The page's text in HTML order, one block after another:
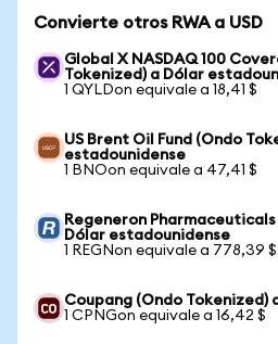
Convierte otros RWA a USD
Global X NASDAQ 100
Tokenized) a Dólar
1 QYLDon equivale a 18,41 $
US Brent Oil Fund (Ondo
estadounidense
1 BNOon equivale a 47,41 $
Regeneron
Dólar estadounidense
1 REGNon equivale a 778,39 $
Coupang (Ondo Tokenized)
1 CPNGon equivale a 16,42 $